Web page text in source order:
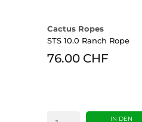
Cactus Ropes
STS 10.0 Ranch Rope
76.00 CHF
IN DEN